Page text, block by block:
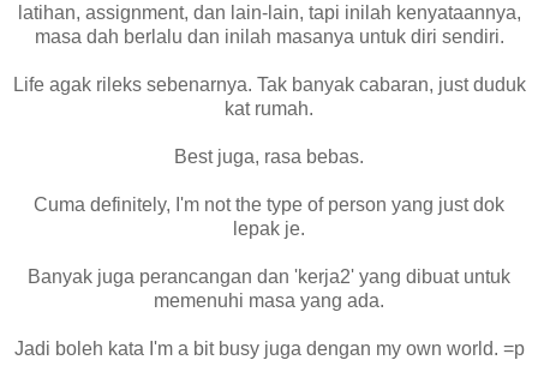
latihan, assignment, dan lain-lain, tapi inilah kenyataannya,
masa dah berlalu dan inilah masanya untuk diri sendiri.
Life agak rileks sebenarnya. Tak banyak cabaran, just duduk
kat rumah.
Best juga, rasa bebas.
Cuma definitely, I'm not the type of person yang just dok
lepak je.
Banyak juga perancangan dan 'kerja2' yang dibuat untuk
memenuhi masa yang ada.
Jadi boleh kata I'm a bit busy juga dengan my own world. =p